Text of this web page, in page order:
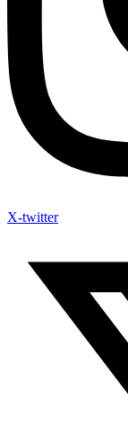
X-twitter